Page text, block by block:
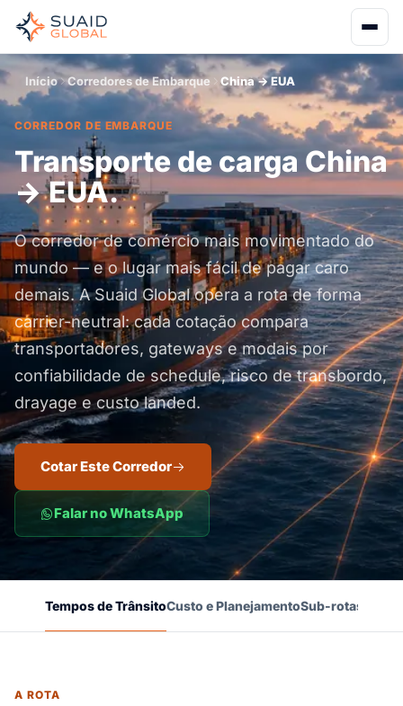
Início Corredores de Embarque China → EUA
CORREDOR DE EMBARQUE
Transporte de carga China
→ EUA.
O corredor de comércio mais movimentado do
mundo — e o lugar mais fácil de pagar caro
demais. A Suaid Global opera a rota de forma
carrier-neutral: cada cotação compara
transportadores, gateways e modais por
confiabilidade de schedule, risco de transbordo,
drayage e custo landed.
Cotar Este Corredor
Falar no WhatsApp
Tempos de TrânsitoCusto e PlanejamentoSub-rotas
A ROTA